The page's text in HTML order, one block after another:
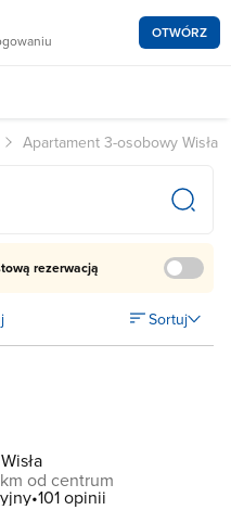
OTWÓRZ
Apartament 3-osobowy Wisła
rezerwacją
Sortuj
od centrum
101 opinii